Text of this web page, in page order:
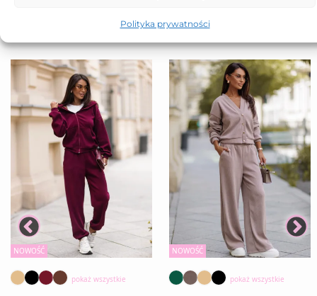
Polityka prywatności
NOWOŚĆ
pokaż wszystkie
NOWOŚĆ
pokaż wszystkie